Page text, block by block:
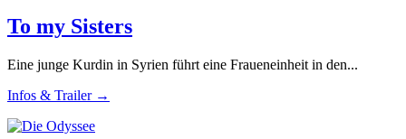
To my Sisters
Eine junge Kurdin in Syrien führt eine Fraueneinheit in den...
Infos & Trailer →